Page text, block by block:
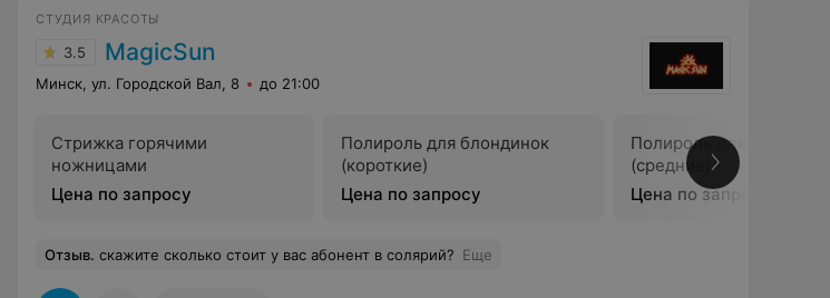
СТУДИЯ КРАСОТЫ
3.5 MagicSun
Минск, ул. Городской Вал, 8 до 21:00
Стрижка горячими
ножницами
Цена по запросу
Полироль для блондинок
(короткие)
Цена по запросу
Полироль для блондинок
(средние)
Цена по запросу
Отзыв. скажите сколько стоит у вас абонент в солярий? Еще